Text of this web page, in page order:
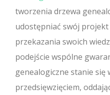
tworzenia drzewa
udostępniać swój projekt
przekazania swoich
podejście wspólne
genealogiczne stanie się
przedsięwzięciem,